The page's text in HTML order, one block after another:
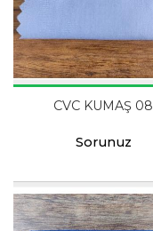
CVC KUMAŞ 08
Sorunuz